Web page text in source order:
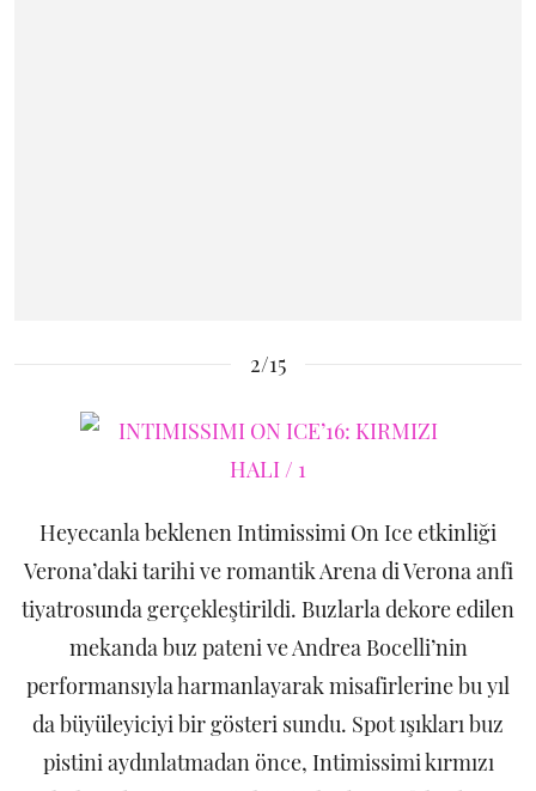
2/15
Heyecanla beklenen Intimissimi On Ice etkinliği
Verona’daki tarihi ve romantik Arena di Verona anfi
tiyatrosunda gerçekleştirildi. Buzlarla dekore edilen
mekanda buz pateni ve Andrea Bocelli’nin
performansıyla harmanlayarak misafirlerine bu yıl
da büyüleyiciyi bir gösteri sundu. Spot ışıkları buz
pistini aydınlatmadan önce, Intimissimi kırmızı